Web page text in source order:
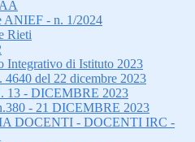
ANIEF - n. 1/2024
Rieti
Integrativo di Istituto 2023
4640 del 22 dicembre 2023
13 - DICEMBRE 2023
- 21 DICEMBRE 2023
DOCENTI - DOCENTI IRC -